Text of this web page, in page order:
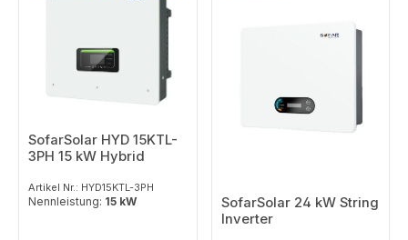
Durchschnittliche Bewertung von 5 von 5 Sternen
SofarSolar HYD 15KTL-
3PH 15 kW Hybrid
Artikel Nr.: HYD15KTL-3PH
Nennleistung: 15 kW
SofarSolar 24 kW String
Inverter